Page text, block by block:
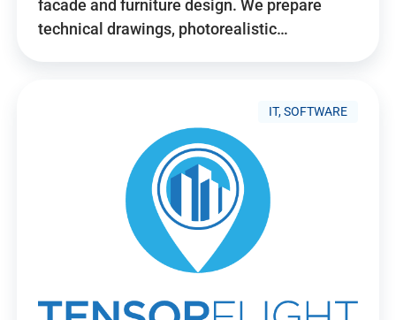
facade and furniture design. We prepare
technical drawings, photorealistic…
IT, SOFTWARE